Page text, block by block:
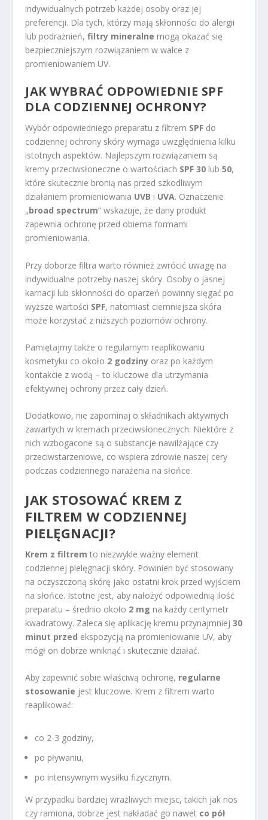
indywidualnych potrzeb każdej osoby oraz jej
preferencji. Dla tych, którzy mają skłonności do alergii
lub podrażnień,filtry mineralne mogą okazać się
bezpieczniejszym rozwiązaniem w walce z
promieniowaniem UV.
JAK WYBRAĆ ODPOWIEDNIE SPF
DLA CODZIENNEJ OCHRONY?
Wybór odpowiedniego preparatu z filtrem SPF do
codziennej ochrony skóry wymaga uwzględnienia kilku
istotnych aspektów. Najlepszym rozwiązaniem są
kremy przeciwsłoneczne o wartościach SPF 30 lub50,
które skutecznie bronią nas przed szkodliwym
działaniem promieniowania UVB i UVA. Oznaczenie
„broad spectrum” wskazuje, że dany produkt
zapewnia ochronę przed obiema formami
promieniowania.
Przy doborze filtra warto również zwrócić uwagę na
indywidualne potrzeby naszej skóry. Osoby o jasnej
karnacji lub skłonności do oparzeń powinny sięgać po
wyższe wartości SPF, natomiast ciemniejsza skóra
może korzystać z niższych poziomów ochrony.
Pamiętajmy także o regularnym reaplikowaniu
kosmetyku co około 2 godziny oraz po każdym
kontakcie z wodą – to kluczowe dla utrzymania
efektywnej ochrony przez cały dzień.
Dodatkowo, nie zapominaj o składnikach aktywnych
zawartych w kremach przeciwsłonecznych. Niektóre z
nich wzbogacone są o substancje nawilżające czy
przeciwstarzeniowe, co wspiera zdrowie naszej cery
podczas codziennego narażenia na słońce.
JAK STOSOWAĆ KREM Z
FILTREM W CODZIENNEJ
PIELĘGNACJI?
Krem z filtrem to niezwykle ważny element
codziennej pielęgnacji skóry. Powinien być stosowany
na oczyszczoną skórę jako ostatni krok przed wyjściem
na słońce. Istotne jest, aby nałożyć odpowiednią ilość
preparatu – średnio około 2 mg na każdy centymetr
kwadratowy. Zaleca się aplikację kremu przynajmniej30
minut przed ekspozycją na promieniowanie UV, aby
mógł on dobrze wniknąć i skutecznie działać.
Aby zapewnić sobie właściwą ochronę, regularne
stosowanie jest kluczowe. Krem z filtrem warto
reaplikować:
co 2-3 godziny,
po pływaniu,
po intensywnym wysiłku fizycznym.
W przypadku bardziej wrażliwych miejsc, takich jak nos
czy ramiona, dobrze jest nakładać go nawet co pół